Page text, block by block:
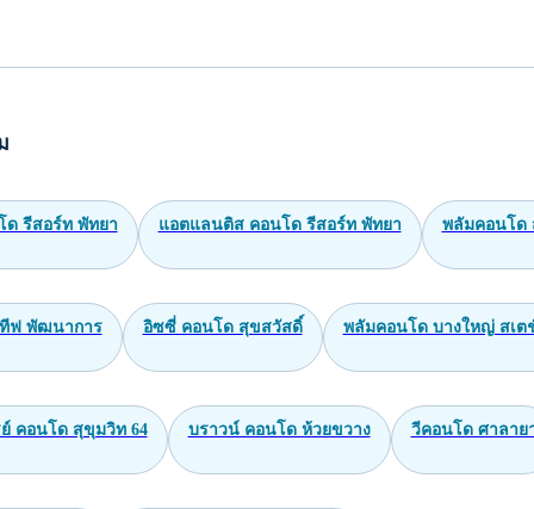
ด รีสอร์ท พัทยา แอตแลนติส คอนโด รีสอร์ท พัทยา พลัมคอนโด
ฟ พัฒนาการ อิซซี่ คอนโด สุขสวัสดิ์ พลัมคอนโด บางใหญ่ สเต
ย์ คอนโด สุขุมวิท 64 บราวน์ คอนโด ห้วยขวาง วีคอนโด ศาลาย